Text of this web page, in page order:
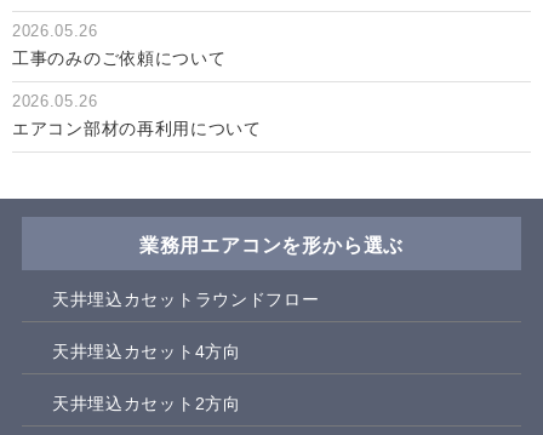
2026.05.26
工事のみのご依頼について
2026.05.26
エアコン部材の再利用について
業務用エアコンを形から選ぶ
天井埋込カセットラウンドフロー
天井埋込カセット4方向
天井埋込カセット2方向